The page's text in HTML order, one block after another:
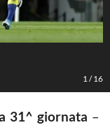
1 /16
31^ giornata –